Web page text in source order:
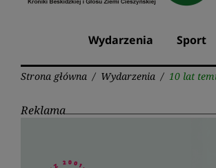
Wydarzenia Sport
Strona główna / Wydarzenia / 10 lat
Reklama